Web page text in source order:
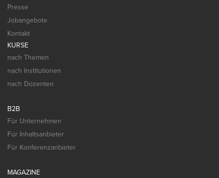
Presse
Jobangebote
Kontakt
KURSE
nach Themen
nach Institutionen
nach Dozenten
B2B
Für Unternehmen
Für Inhaltsanbieter
Für Konferenzanbieter
MAGAZINE